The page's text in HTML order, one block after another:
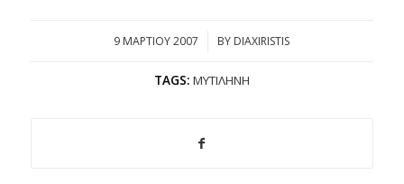
9 ΜΑΡΤΊΟΥ 2007
/ BY DIAXIRISTIS
TAGS: ΜΥΤΙΛΉΝΗ